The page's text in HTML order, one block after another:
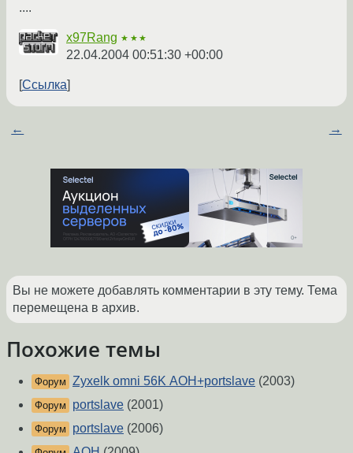
....
x97Rang ★★★
22.04.2004 00:51:30 +00:00
Ссылка
← →
Вы не можете добавлять комментарии в эту тему. Тема
перемещена в архив.
Похожие темы
Форум Zyxelk omni 56K АОН+portslave (2003)
Форум portslave (2001)
Форум portslave (2006)